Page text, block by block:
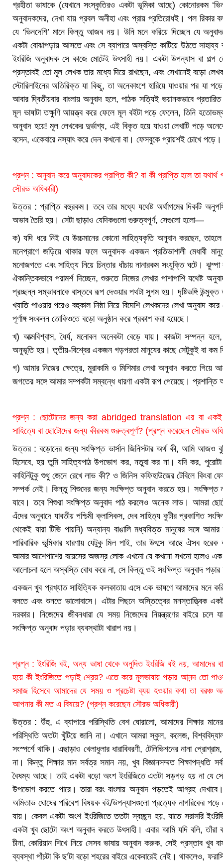
গ্রহীতা ভাষাকে (যেখানে সংস্কৃতিরও একটা ভূমিকা আছে) কোনোরকম
অনুবাদকদের, দেখা যায় প্রবল অনীহা এবং প্রায় প্রতিরোধই। পল রিকার
যে ‘ভিনদেশি’ মানে কিন্তু আজব নয়। উনি মনে করিয়ে দিচ্ছেন যে
একটা বোঝাপড়ায় আসতে এবং সে ব্যাপারে অস্বস্তি কাটিয়ে উঠতে
ইংরিজি অনুবাদক সে কাজে মোটেই উৎসাহী নয়। একটা উপন্যাস বা গল্প
প্রস্তাবই তো মূল লেখক তার মধ্যে দিয়ে রাখছেন, এবং সেখানেই বড়ো
স্টোরিলাইনের অতিরিক্ত যা কিছু, তা অনেকাংশে হারিয়ে যাওয়ার পর যা
আবার দ্বিতীয়বার বাংলায় অনুবাদ হলে, পাঠক সত্যিই ভয়ানকভাবে
মূল ভাষাটা তক্ষুণি আয়ত্ত্ব করে ফেলে মূল বইটা পড়ে ফেলেন, তিনি
অনুবাদ হয়ে! মূল লেখকের দুর্ভাগ্য, এই বিকৃত হয়ে যাওয়া লেখাটি পড়ে
বসেন, একেবারে নস্যাৎ করে দেন কখনো বা। ফেসবুকে প্রায়শই চোখে
প্রশ্ন : অনুবাদ করে অনুবাদকের প্রাপ্তি কী? বা কী প্রাপ্তি হলে তা
সৌরভ অধিকারী)
উত্তর : প্রাপ্তি বহুরকম। তবে তার মধ্যে যথেষ্ট অর্থাগমের দিকটি
অভাব তৈরি হয়। সেটা ছাড়াও যেদিকগুলো গুরুত্বপূর্ণ, সেগুলো হলো—
ক) যদি ধরে নিই যে উচ্চমানের কোনো সাহিত্যকৃতি অনুবাদ করছেন, তাহলে
মনেপ্রাণে জড়িয়ে থাকার ফলে অনুবাদক একজন প্রতিভাশালী মেধাবী
মনোজগতে এবং সাহিত্য নিয়ে চিন্তার ধাঁচায় নানারকম সংযুক্তি ঘটে।
ঐকান্তিকভাবে পরামর্শ দিচ্ছেন, শুরুতে নিজের লেখার পাশাপাশি যথেষ্ট
প্রচ্ছন্ন সম্ভাবনাকে বাস্তবে রূপ দেওয়ার পথটা সুগম হয়। দৃষ্টিভঙ্গি উন্মুক্ত
খ্যাতি পাওয়ার পরেও বহুকাল নিষ্ঠা নিয়ে বিদেশি লেখকদের লেখা অনুবাদ
পূর্ণাঙ্গ সংকলন তোকিওতে বড়ো অনুষ্ঠান করে প্রকাশ করা হয়েছে।
খ) আত্মবিশ্বাস, ধৈর্য, মনোবল অনেকটা বেড়ে যায়। কাজটা সম্পন্ন হলে,
অনুভূতি হয়। তৃতীয়-বিশ্বের একজন গড়পরতা মানুষের কাছে সেটুকুই বা কম
গ) আমার নিজের ক্ষেত্রে, মুরাকামি ও মিশিমার লেখা অনুবাদ করতে গিয়ে
জগতের সঙ্গে আমার সম্পর্কটা সম্বন্ধে ধারণা একটা রূপ পেয়েছে।
প্রশ্ন : ছোটোদের জন্য করা abridged translation এর বা
সাহিত্যে বা ছোটোদের জন্য কীরকম গুরুত্বপূর্ণ? (প্রশ্ন করেছেন সৌরভ
উত্তর : বড়োদের জন্য সংক্ষিপ্ত ভার্সান জিনিসটার অর্থ কী, আমি আজও
হিসেবে, হয় তুমি সাহিত্যপাঠ উপভোগ কর, নতুবা কর না। যদি কর,
কাহিনিটুকু শুধু জেনে রেখে লাভ কী? ও জিনিস কফিহাউজের টেবিলে কিংবা
সম্পর্ক নেই। কিন্তু শিশুদের জন্য সংক্ষিপ্ত অনুবাদ করতে হয়। সংক্ষিপ্ত
যাবে। তবে শিশুরা সংক্ষিপ্ত অনুবাদ পাঠ করলেও অনেক লাভ। আমরা
এঁদের অনুবাদে যাবতীয় পশ্চিমী ক্লাসিকস, দেব সাহিত্য কুটীর প্রকাশিত
থেকেই যারা টিভি পায়নি) অন্যান্য বাঙালি মধ্যবিত্ত মানুষের সঙ্গে
পারিবারিক ভূমিকার ধারণায় যেটুকু মিল পাই, তার উৎসে আছে ঐসব
আমার আশেপাশের বয়েসের অজস্র লোক এখনো যে কখনো সখনো হলেও এক
আলোচনা হলে অস্বস্তি বোধ করে না, সে কিন্তু ওই সংক্ষিপ্ত অনুবাদ পড়ার
একজন খুব প্রখ্যাত সাহিত্যিক কলকাতায় এসে এক ভাষণে আমাদের মনে
বলতে এবং শুনতে ভালোবাসে। এটার পিছনে অস্তিত্বের মনস্তাত্ত্বিক
দরকার। নিজেদের জীবনধারা যে সময় নিজেদের নিয়ন্ত্রণের বাইরে চলে
সংক্ষিপ্ত অনুবাদ পড়ার ব্যবস্থাটা খারাপ নয়।
প্রশ্ন : ইংরিজি বই, অন্য ভাষা থেকে অনুদিত ইংরিজি বই নয়, আমাদের
হয়ে কী ইংরিজিতে পড়াই শ্রেয়? এতে করে মূলভাষায় পড়ার আনন্দ তো
সমাজ হিসেবে আমাদের যে সময় ও প্রচেষ্টা ব্যয় হওয়ার কথা তা বরঞ্চ
আপনার কী মত এ বিষয়ে? (প্রশ্ন করেছেন সৌরভ অধিকারী)
উত্তর : উঁহু, এ ব্যাপারে পরিস্থিতি বেশ ঘোরালো, আমাদের শিক্ষার
পরিস্থিতি অতটা খুঁটিয়ে জানি না। এখানে আমরা স্কুল, কলেজ,
সংস্পর্শে থাকি। এছাড়াও খেলাধুলার ধারাবিবরণী, টেলিভিশনের নানা
না। কিন্তু শিক্ষার মান সর্বত্র সমান নয়, খুব বিজ্ঞানসম্মত শিক্ষাপদ্ধতি
বৈষম্য আছে। তাই একটা বড়ো অংশ ইংরিজিতে এতটা সড়গড় হয় না যে সেই
উপভোগ করতে পারে। তারা বরং বাংলায় অনুবাদ পড়তেই আগ্রহ
অমিতাভ ঘোষের পরিবেশ বিষয়ক বই/উপন্যাসগুলো প্রত্যেক নাগরিকের
যায়। কেবল একটা অংশ ইংরিজিতে ততটা স্বচ্ছন্দ হয়, যাতে সরাসরি
একটা খুব ছোটো অংশ অনুবাদ করতে উৎসাহী। এবার আমি যদি বলি, তাঁরা
চীনা, কোরিয়ান শিখে নিয়ে সেসব ভাষায় অনুবাদ করুক, সেই প্রস্তাব
ব্যবস্থা পাঁচটা কি ছ’টা বড়ো শহরের বাইরে একেবারেই নেই। থাকলেও, ফরাসি